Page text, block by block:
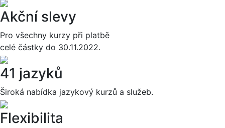
Akční slevy
Pro všechny kurzy při platbě
celé částky do 30.11.2022.
41 jazyků
Široká nabídka jazykový kurzů a služeb.
Flexibilita